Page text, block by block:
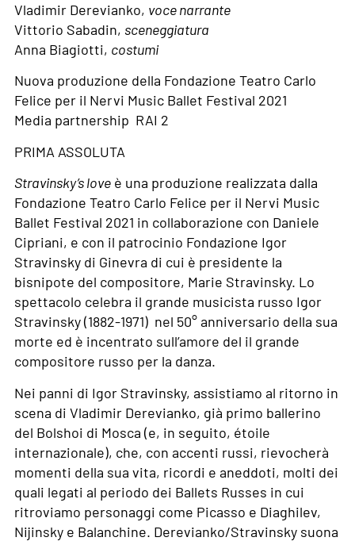
Vladimir Derevianko, voce narrante
Vittorio Sabadin, sceneggiatura
Anna Biagiotti, costumi
Nuova produzione della Fondazione Teatro Carlo
Felice per il Nervi Music Ballet Festival 2021
Media partnership RAI 2
PRIMA ASSOLUTA
Stravinsky’s loveè una produzione realizzata dalla
Fondazione Teatro Carlo Felice per il Nervi Music
Ballet Festival 2021 in collaborazione con Daniele
Cipriani, e con il patrocinio Fondazione Igor
Stravinsky di Ginevra di cui è presidente la
bisnipote del compositore, Marie Stravinsky. Lo
spettacolo celebra il grande musicista russo Igor
Stravinsky (1882-1971) nel 50° anniversario della sua
morte ed è incentrato sull’amore del il grande
compositore russo per la danza.
Nei panni di Igor Stravinsky, assistiamo al ritorno in
scena di Vladimir Derevianko, già primo ballerino
del Bolshoi di Mosca (e, in seguito, étoile
internazionale), che, con accenti russi, rievocherà
momenti della sua vita, ricordi e aneddoti, molti dei
quali legati al periodo dei Ballets Russes in cui
ritroviamo personaggi come Picasso e Diaghilev,
Nijinsky e Balanchine. Derevianko/Stravinsky suona